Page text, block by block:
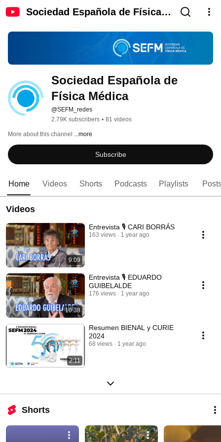
Sociedad Española de Física
Sociedad Española de
Física Médica
@SEFM_redes
2.79K subscribers • 81 videos
More about this channel ...more
Subscribe
Home Videos Shorts Podcasts Playlists
Videos
9:09
Entrevista 🎙️ CARI BORRÁS
163 views 1 year ago
10:38
Entrevista 🎙️ EDUARDO
GUIBELALDE
176 views 1 year ago
2:11
Resumen BIENAL y CURIE
2024
68 views 1 year ago
Shorts